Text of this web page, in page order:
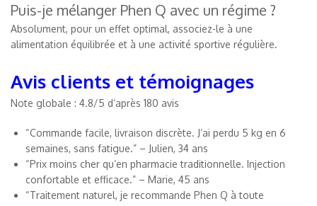
Puis-je mélanger Phen Q avec un régime ?
Absolument, pour un effet optimal, associez-le à une
alimentation équilibrée et à une activité sportive régulière.
Avis clients et témoignages
Note globale : 4.8/5 d’après 180 avis
“Commande facile, livraison discrète. J’ai perdu 5 kg en 6
semaines, sans fatigue.” – Julien, 34 ans
“Prix moins cher qu’en pharmacie traditionnelle. Injection
confortable et efficace.” – Marie, 45 ans
“Traitement naturel, je recommande Phen Q à toute